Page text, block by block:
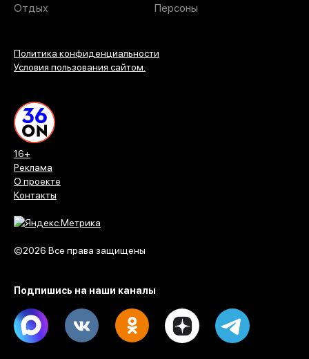
16+
Реклама
О проекте
Контакты
©2026 Все права защищены
Отдых
Персоны
Политика конфиденциальности
Условия пользования сайтом.
Подпишись на наши каналы
Max Dzen